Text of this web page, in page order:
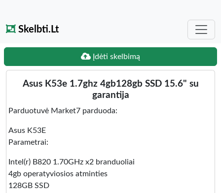
Skelbti.Lt
Įdėti skelbimą
Asus K53e 1.7ghz 4gb128gb SSD 15.6" su
garantija
Parduotuvė Market7 parduoda:
Asus K53E
Parametrai:
Intel(r) B820 1.70GHz x2 branduoliai
4gb operatyviosios atminties
128GB SSD